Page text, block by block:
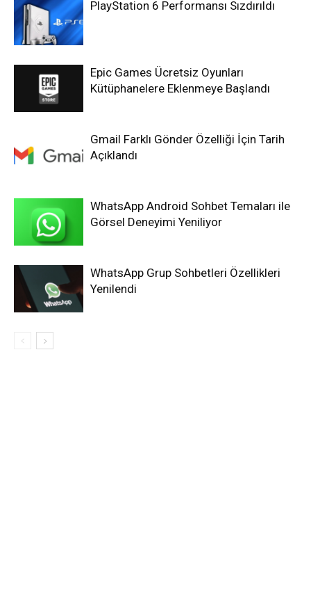
PlayStation 6 Performansı Sızdırıldı
Epic Games Ücretsiz Oyunları
Kütüphanelere Eklenmeye Başlandı
Gmail Farklı Gönder Özelliği İçin Tarih
Açıklandı
WhatsApp Android Sohbet Temaları ile
Görsel Deneyimi Yeniliyor
WhatsApp Grup Sohbetleri Özellikleri
Yenilendi